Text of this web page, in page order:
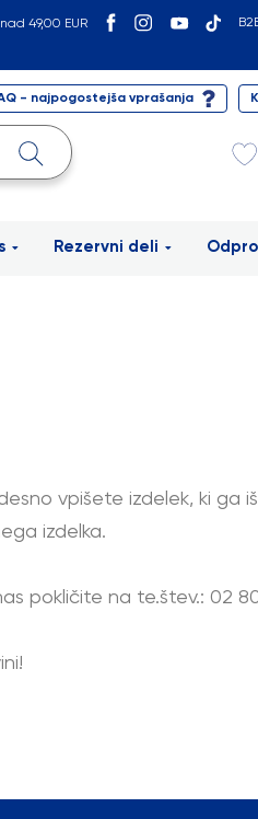
49,00 EUR
- najpogostejša vprašanja
Rezervni deli
vpišete izdelek, ki ga
izdelka.
pokličite na te.štev.: 02